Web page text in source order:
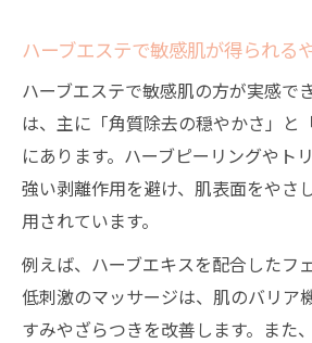
ハーブエステで敏感肌が得られる
ハーブエステで敏感肌の方が実感で
は、主に「角質除去の穏やかさ」と
にあります。ハーブピーリングやト
強い剥離作用を避け、肌表面をやさ
用されています。
例えば、ハーブエキスを配合したフ
低刺激のマッサージは、肌のバリア
すみやざらつきを改善します。また